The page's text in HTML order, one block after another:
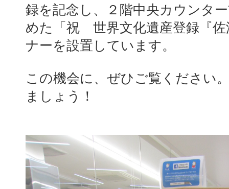
録を記念し、２階中央カウンタ
めた「祝 世界文化遺産登録『佐
ナーを設置しています。
この機会に、ぜひご覧ください
ましょう！